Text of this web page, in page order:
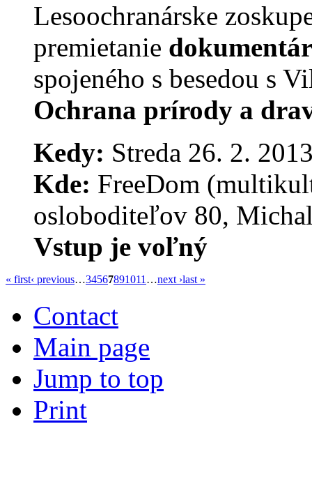
Lesoochranárske
premietanie
spojeného s besedou s
Ochrana prírody a
Kedy: Streda 26. 2.
Kde: FreeDom
osloboditeľov 80,
Vstup je voľný
« first‹ previous…34567891011 …next ›last »
Contact
Main page
Jump to top
Print